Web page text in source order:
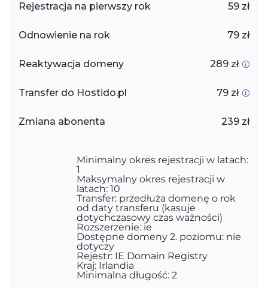
Rejestracja na pierwszy rok
59 zł
Odnowienie na rok 79 zł
Reaktywacja domeny 289 zł
Transfer do Hostido.pl 79 zł
Zmiana abonenta 239 zł
Minimalny okres rejestracji w latach:
1
Maksymalny okres rejestracji w
latach: 10
Transfer: przedłuża domenę o rok
od daty transferu (kasuje
dotychczasowy czas ważności)
Rozszerzenie: ie
Dostępne domeny 2. poziomu: nie
dotyczy
Rejestr: IE Domain Registry
Kraj: Irlandia
Minimalna długość: 2